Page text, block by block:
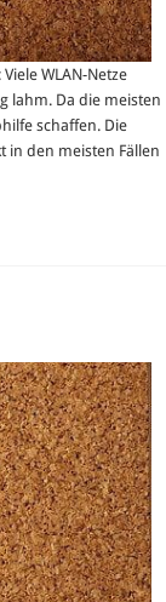
WLAN-Netze
lahm. Da die meisten
schaffen. Die
in den meisten Fällen